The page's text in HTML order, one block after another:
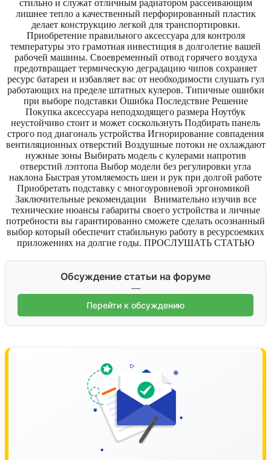
стильно и служат отличным радиатором рассеивающим
лишнее тепло а качественный перфорированный пластик
делает конструкцию легкой для транспортировки.
Приобретение правильного аксессуара для контроля
температуры это грамотная инвестиция в долголетие вашей
рабочей машины. Своевременный отвод горячего воздуха
предотвращает термическую деградацию чипов сохраняет
ресурс батареи и избавляет вас от необходимости слушать гул
работающих на пределе штатных кулеров. Типичные ошибки
при выборе подставки Ошибка Последствие Решение
Покупка аксессуара неподходящего размера Ноутбук
неустойчиво стоит и может соскользнуть Подбирать панель
строго под диагональ устройства Игнорирование совпадения
вентиляционных отверстий Воздушные потоки не охлаждают
нужные зоны Выбирать модель с кулерами напротив
отверстий лэптопа Выбор модели без регулировки угла
наклона Быстрая утомляемость шеи и рук при долгой работе
Приобретать подставку с многоуровневой эргономикой
Заключительные рекомендации Внимательно изучив все
технические нюансы габариты своего устройства и личные
потребности вы гарантированно сможете сделать осознанный
выбор который обеспечит стабильную работу в ресурсоемких
приложениях на долгие годы. ПРОСЛУШАТЬ СТАТЬЮ
Обсуждение статьи на форуме
—
Перейти к обсуждению